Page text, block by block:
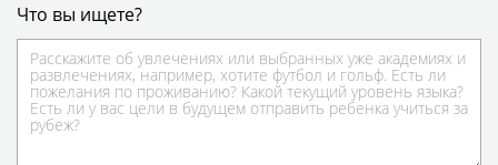
Что вы ищете?